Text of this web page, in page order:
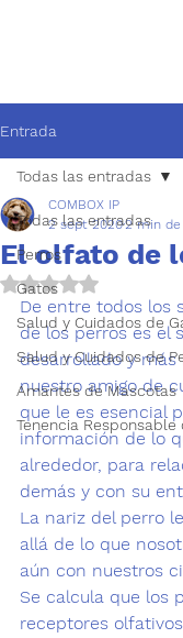
Entrada
Todas las entradas
Perros
Gatos
Salud y Cuidados de
Salud y Cuidados de
Amantes de Mascotas
Tenencia
Todas las entradas
El olfato de
COMBOX IP
2 sept 20202 min
Obtuvo NaN de 5
De entre todos los
de los perros es el
desarrollado y
nuestro amigo de
que le es esencial
información de lo
alrededor, para
demás y con su
La nariz del perro
allá de lo que
aún con nuestros
Se calcula que los
receptores